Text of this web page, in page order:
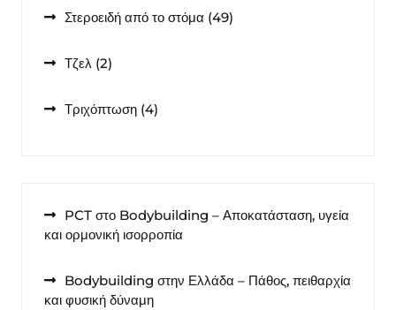
Στεροειδή από το στόμα 4949
Τζελ 22
Τριχόπτωση 44
PCT στο Bodybuilding – Αποκατάσταση, υγεία
και ορμονική ισορροπία
Bodybuilding στην Ελλάδα – Πάθος, πειθαρχία
και φυσική δύναμη